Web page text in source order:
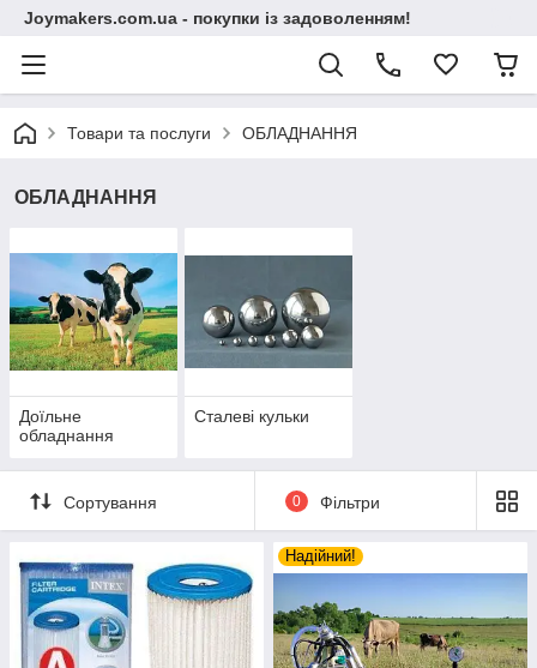
Joymakers.com.ua - покупки із задоволенням!
Товари та послуги ОБЛАДНАННЯ
ОБЛАДНАННЯ
Доїльне
обладнання
Сталеві кульки
Сортування 0 Фільтри
Надійний!